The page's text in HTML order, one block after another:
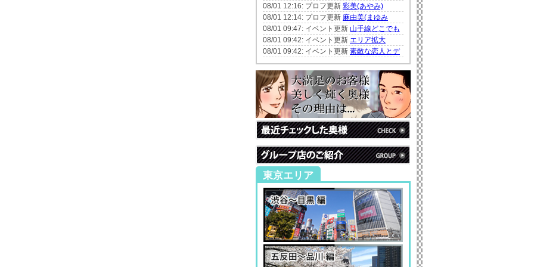
08/01 12:16: プロフ更新 彩美(あやみ)
08/01 12:14: プロフ更新 麻由美(まゆみ
08/01 09:47: イベント更新 山手線どこでも
08/01 09:42: イベント更新 エリア拡大
08/01 09:42: イベント更新 素敵な恋人とデ
東京エリア